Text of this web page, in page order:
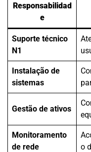
Responsabilidad
e
Suporte técnico
N1
Instalação de
sistemas
Gestão de ativos
Monitoramento
de rede
o